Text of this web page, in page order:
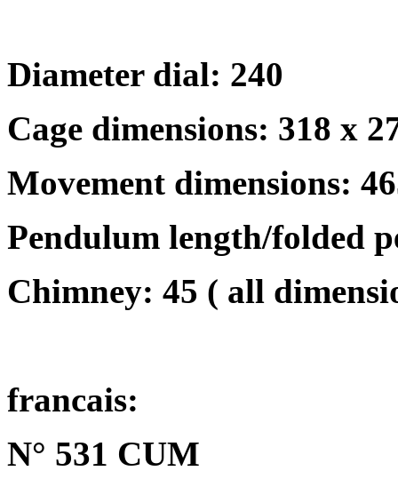
Diameter dial: 240
Cage dimensions: 318 x
Movement dimensions:
Pendulum length/folded
Chimney: 45 ( all
francais:
N° 531 CUM